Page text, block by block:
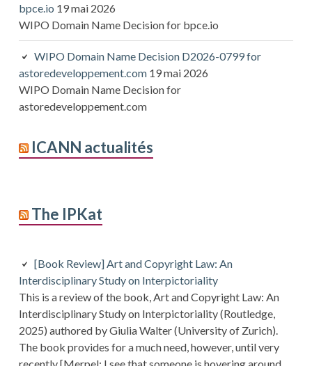
bpce.io 19 mai 2026
WIPO Domain Name Decision for bpce.io
WIPO Domain Name Decision D2026-0799 for
astoredeveloppement.com 19 mai 2026
WIPO Domain Name Decision for
astoredeveloppement.com
ICANN actualités
The IPKat
[Book Review] Art and Copyright Law: An
Interdisciplinary Study on Interpictoriality
This is a review of the book, Art and Copyright Law: An
Interdisciplinary Study on Interpictoriality (Routledge,
2025) authored by Giulia Walter (University of Zurich).
The book provides for a much need, however, until very